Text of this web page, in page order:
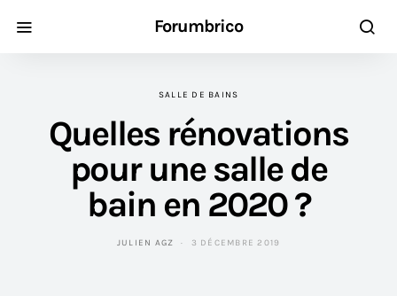
Forumbrico
SALLE DE BAINS
Quelles rénovations
pour une salle de
bain en 2020 ?
JULIEN AGZ 3 DÉCEMBRE 2019